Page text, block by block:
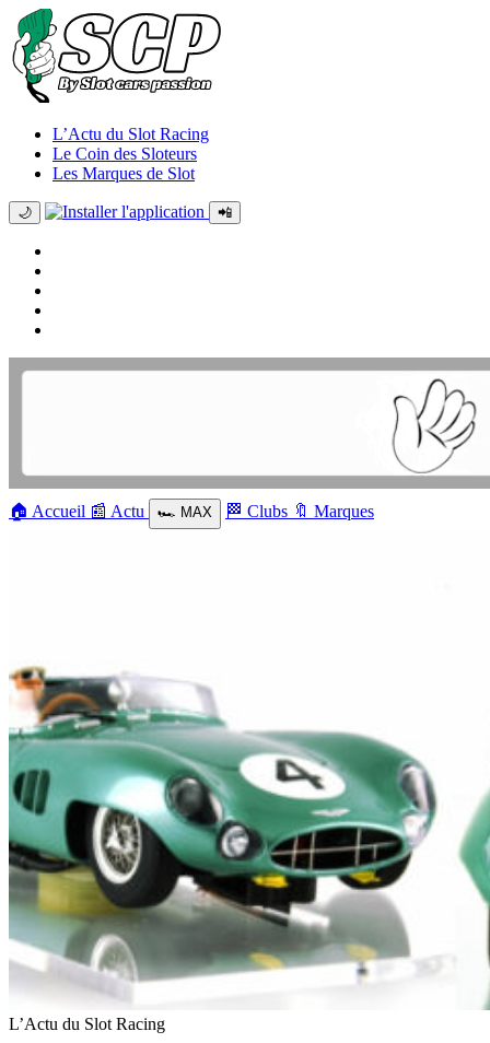
L’Actu du Slot Racing
Le Coin des Sloteurs
Les Marques de Slot
🌙 📲
🏠 Accueil 📰 Actu 🏎️ MAX 🏁 Clubs 🔖 Marques
L’Actu du Slot Racing